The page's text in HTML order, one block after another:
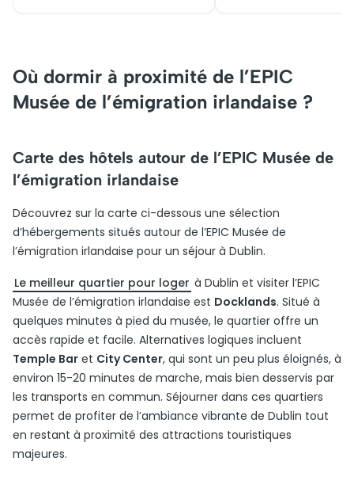
jardins et son architecture
variée attirent des milliers de
visiteurs chaque année. Avec
des visites guidées, le
château est une attraction
prisée qui offre un voyage
de l'Irlande.
incontournable pour
familles et les
animaux. Les
à l'avance pour une
inoubliable de ce site
Où dormir à proximité de l’EPIC
Musée de l’émigration irlandaise ?
Carte des hôtels autour de l’EPIC Musée de
l’émigration irlandaise
Découvrez sur la carte ci-dessous une sélection
d’hébergements situés autour de l’EPIC Musée de
l’émigration irlandaise pour un séjour à Dublin.
Le meilleur quartier pour loger à Dublin et visiter l’EPIC
Musée de l’émigration irlandaise est Docklands. Situé à
quelques minutes à pied du musée, le quartier offre un
accès rapide et facile. Alternatives logiques incluent
Temple Bar et City Center, qui sont un peu plus éloignés, à
environ 15-20 minutes de marche, mais bien desservis par
les transports en commun. Séjourner dans ces quartiers
permet de profiter de l’ambiance vibrante de Dublin tout
en restant à proximité des attractions touristiques
majeures.